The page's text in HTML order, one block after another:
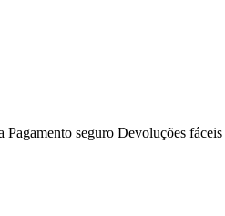
Pagamento seguro Devoluções fáceis